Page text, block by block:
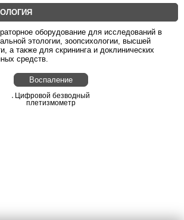
оборудование для исследований в
этологии, зоопсихологии, высшей
а также для скрининга и доклинических
средств.
Воспаление
Цифровой безводный
плетизмометр